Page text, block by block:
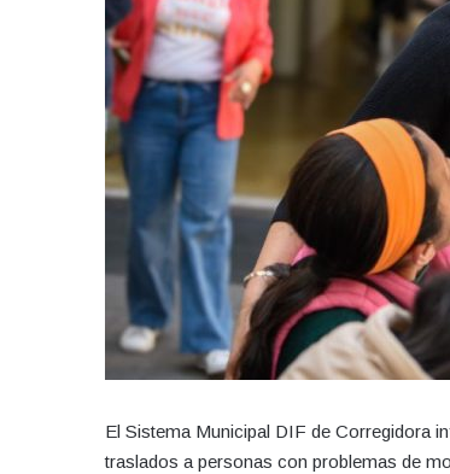
El Sistema Municipal DIF de Corregidora
traslados a personas con problemas de